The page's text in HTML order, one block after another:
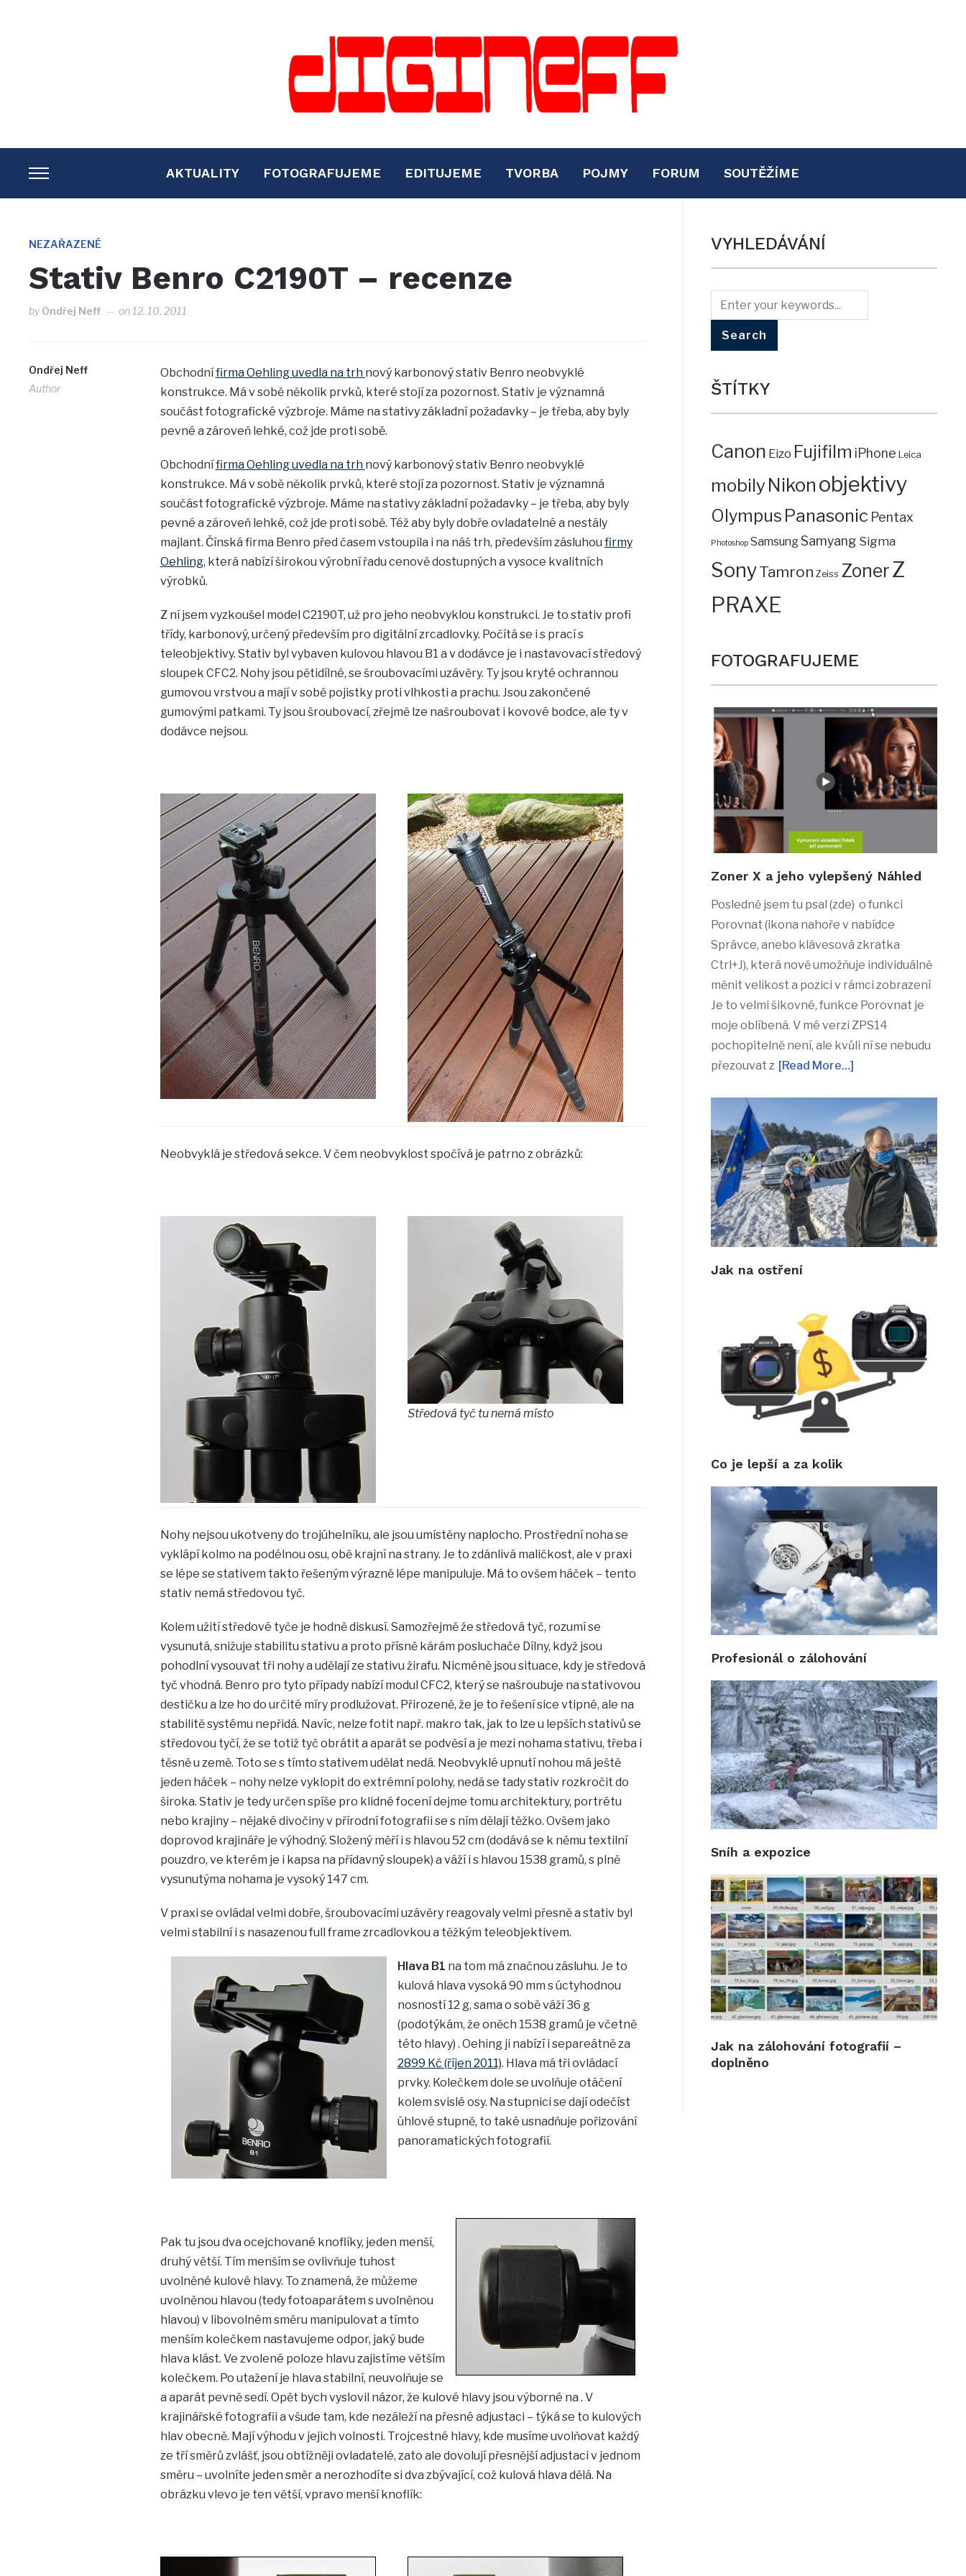
TOGGLE
SIDEBAR
NAVIGATION
AKTUALITY FOTOGRAFUJEME EDITUJEME TVORBA POJMY FORUM SOUTĚŽÍME
NEZAŘAZENÉ
Stativ Benro C2190T – recenze
byOndřej Neff on 12. 10. 2011
Ondřej Neff
Author
Obchodnífirma Oehling uvedla na trh nový karbonový stativ Benro neobvyklé
konstrukce. Má v sobě několik prvků, které stojí za pozornost. Stativ je významná
součást fotografické výzbroje. Máme na stativy základní požadavky – je třeba, aby byly
pevné a zároveň lehké, což jde proti sobě.
Obchodnífirma Oehling uvedla na trh nový karbonový stativ Benro neobvyklé
konstrukce. Má v sobě několik prvků, které stojí za pozornost. Stativ je významná
součást fotografické výzbroje. Máme na stativy základní požadavky – je třeba, aby byly
pevné a zároveň lehké, což jde proti sobě. Též aby byly dobře ovladatelné a nestály
majlant. Čínská firma Benro před časem vstoupila i na náš trh, především zásluhou firmy
Oehling, která nabízí širokou výrobní řadu cenově dostupných a vysoce kvalitních
výrobků.
Z ní jsem vyzkoušel model C2190T, už pro jeho neobvyklou konstrukci. Je to stativ profi
třídy, karbonový, určený především pro digitální zrcadlovky. Počítá se i s prací s
teleobjektivy. Stativ byl vybaven kulovou hlavou B1 a v dodávce je i nastavovací středový
sloupek CFC2. Nohy jsou pětidílné, se šroubovacími uzávěry. Ty jsou kryté ochrannou
gumovou vrstvou a mají v sobě pojistky proti vlhkosti a prachu. Jsou zakončené
gumovými patkami. Ty jsou šroubovací, zřejmě lze našroubovat i kovové bodce, ale ty v
dodávce nejsou.
Neobvyklá je středová sekce. V čem neobvyklost spočívá je patrno z obrázků:
Středová tyč tu nemá místo
Nohy nejsou ukotveny do trojúhelníku, ale jsou umístěny naplocho. Prostřední noha se
vyklápí kolmo na podélnou osu, obě krajní na strany. Je to zdánlivá maličkost, ale v praxi
se lépe se stativem takto řešeným výrazně lépe manipuluje. Má to ovšem háček – tento
stativ nemá středovou tyč.
Kolem užití středové tyče je hodně diskusí. Samozřejmě že středová tyč, rozumí se
vysunutá, snižuje stabilitu stativu a proto přísně kárám posluchače Dílny, když jsou
pohodlní vysouvat tři nohy a udělají ze stativu žirafu. Nicméně jsou situace, kdy je středová
tyč vhodná. Benro pro tyto případy nabízí modul CFC2, který se našroubuje na stativovou
destičku a lze ho do určité míry prodlužovat. Přirozeně, že je to řešení sice vtipné, ale na
stabilitě systému nepřidá. Navíc, nelze fotit např. makro tak, jak to lze u lepších stativů se
středovou tyčí, že se totiž tyč obrátit a aparát se podvěsí a je mezi nohama stativu, třeba i
těsně u země. Toto se s tímto stativem udělat nedá. Neobvyklé upnutí nohou má ještě
jeden háček – nohy nelze vyklopit do extrémní polohy, nedá se tady stativ rozkročit do
široka. Stativ je tedy určen spíše pro klidné focení dejme tomu architektury, portrétu
nebo krajiny – nějaké divočiny v přírodní fotografii se s ním dělají těžko. Ovšem jako
doprovod krajináře je výhodný. Složený měří i s hlavou 52 cm (dodává se k němu textilní
pouzdro, ve kterém je i kapsa na přídavný sloupek) a váží i s hlavou 1538 gramů, s plně
vysunutýma nohama je vysoký 147 cm.
V praxi se ovládal velmi dobře, šroubovacími uzávěry reagovaly velmi přesně a stativ byl
velmi stabilní i s nasazenou full frame zrcadlovkou a těžkým teleobjektivem.
Hlava B1 na tom má značnou zásluhu. Je to
kulová hlava vysoká 90 mm s úctyhodnou
nosností 12 g, sama o sobě váží 36 g
(podotýkám, že oněch 1538 gramů je včetně
této hlavy) . Oehing ji nabízí i separeátně za
2899 Kč (říjen 2011). Hlava má tři ovládací
prvky. Kolečkem dole se uvolňuje otáčení
kolem svislé osy. Na stupnici se dají odečíst
úhlové stupně, to také usnadňuje pořizování
panoramatických fotografií.
Pak tu jsou dva ocejchované knoflíky, jeden menší,
druhý větší. Tím menším se ovlivňuje tuhost
uvolněné kulové hlavy. To znamená, že můžeme
uvolněnou hlavou (tedy fotoaparátem s uvolněnou
hlavou) v libovolném směru manipulovat a tímto
menším kolečkem nastavujeme odpor, jaký bude
hlava klást. Ve zvolené poloze hlavu zajistíme větším
kolečkem. Po utažení je hlava stabilní, neuvolňuje se
a aparát pevně sedí. Opět bych vyslovil názor, že kulové hlavy jsou výborné na . V
krajinářské fotografii a všude tam, kde nezáleží na přesné adjustaci – týká se to kulových
hlav obecně. Mají výhodu v jejich volnosti. Trojcestné hlavy, kde musíme uvolňovat každý
ze tří směrů zvlášť, jsou obtížněji ovladatelé, zato ale dovolují přesnější adjustaci v jednom
směru – uvolníte jeden směr a nerozhodíte si dva zbývající, což kulová hlava dělá. Na
obrázku vlevo je ten větší, vpravo menší knoflík:
VYHLEDÁVÁNÍ
ŠTÍTKY
Canon Eizo Fujifilm iPhone Leica
mobilyNikon objektivy
Olympus Panasonic Pentax
Photoshop SamsungSamyang Sigma
SonyTamron Zeiss ZonerZ
PRAXE
FOTOGRAFUJEME
Zoner X a jeho vylepšený Náhled
Posledně jsem tu psal (zde) o funkci
Porovnat (ikona nahoře v nabídce
Správce, anebo klávesová zkratka
Ctrl+J), která nově umožňuje individuálně
měnit velikost a pozici v rámci zobrazení
Je to velmi šikovné, funkce Porovnat je
moje oblíbená. V mé verzi ZPS14
pochopitelně není, ale kvůli ní se nebudu
přezouvat z [Read More…]
Jak na ostření
Co je lepší a za kolik
Profesionál o zálohování
Sníh a expozice
Jak na zálohování fotografií –
doplněno